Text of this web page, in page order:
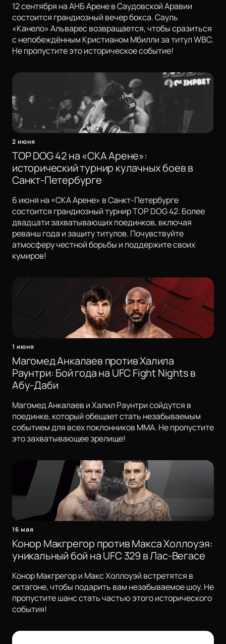
12 сентября на АНБ Арене в Саудовской Аравии
состоится грандиозный вечер бокса. Сауль
«Канело» Альварес возвращается, чтобы сразиться
с непобеждённым Кристианом Мбилли за титул WBC.
Не пропустите это историческое событие!
2 июня
TOP DOG 42 на «СКА Арене»:
исторический турнир кулачных боев в
Санкт-Петербурге
6 июня на «СКА Арене» в Санкт-Петербурге
состоится грандиозный турнир TOP DOG 42. Более
двадцати захватывающих поединков, включая
реванш года и защиту титулов. Почувствуйте
атмосферу честной борьбы и поддержите своих
кумиров!
1 июня
Магомед Анкалаев против Халила
Раунтри: Бой года на UFC Fight Nights в
Абу-Даби
Магомед Анкалаев и Халил Раунтри сойдутся в
поединке, который обещает стать незабываемым
событием для всех поклонников ММА. Не пропустите
это захватывающее зрелище!
16 мая
Конор Макгрегор против Макса Холлоуэя:
уникальный бой на UFC 329 в Лас-Вегасе
Конор Макгрегор и Макс Холлоуэй встретятся в
октагоне, чтобы подарить вам незабываемое шоу. Не
пропустите шанс стать частью этого исторического
события!